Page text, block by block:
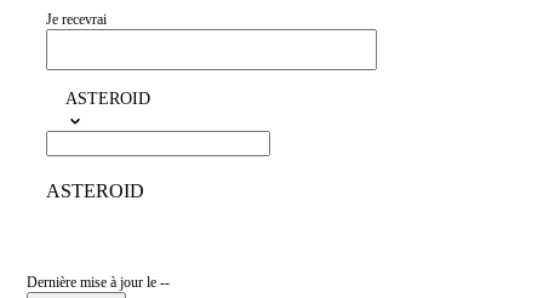
Je recevrai
ASTEROID
ASTEROID
Dernière mise à jour le --